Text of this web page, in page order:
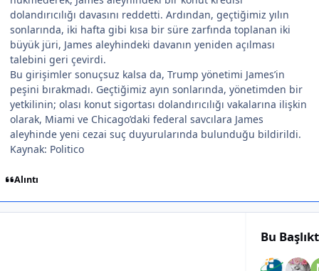
dolandırıcılığı davasını reddetti. Ardından, geçtiğimiz yılın
sonlarında, iki hafta gibi kısa bir süre zarfında toplanan iki
büyük jüri, James aleyhindeki davanın yeniden açılması
talebini geri çevirdi.
Bu girişimler sonuçsuz kalsa da, Trump yönetimi James’in
peşini bırakmadı. Geçtiğimiz ayın sonlarında, yönetimden bir
yetkilinin; olası konut sigortası dolandırıcılığı vakalarına ilişkin
olarak, Miami ve Chicago’daki federal savcılara James
aleyhinde yeni cezai suç duyurularında bulunduğu bildirildi.
Kaynak: Politico
Alıntı
Bu